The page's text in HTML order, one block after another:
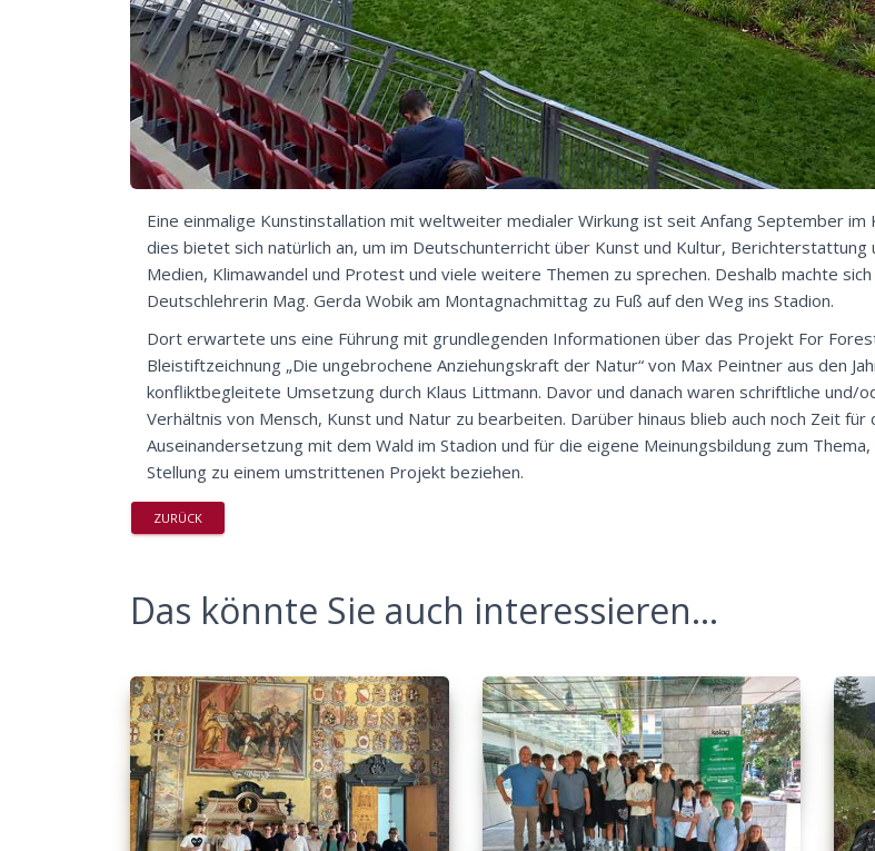
Eine einmalige Kunstinstallation mit weltweiter medialer Wirkung ist seit Anfang September im
dies bietet sich natürlich an, um im Deutschunterricht über Kunst und Kultur, Berichterstattung
Medien, Klimawandel und Protest und viele weitere Themen zu sprechen. Deshalb machte sich
Deutschlehrerin Mag. Gerda Wobik am Montagnachmittag zu Fuß auf den Weg ins Stadion.
Dort erwartete uns eine Führung mit grundlegenden Informationen über das Projekt For
Bleistiftzeichnung „Die ungebrochene Anziehungskraft der Natur“ von Max Peintner aus den
konfliktbegleitete Umsetzung durch Klaus Littmann. Davor und danach waren schriftliche und/
Verhältnis von Mensch, Kunst und Natur zu bearbeiten. Darüber hinaus blieb auch noch Zeit für
Auseinandersetzung mit dem Wald im Stadion und für die eigene Meinungsbildung zum
Stellung zu einem umstrittenen Projekt beziehen.
ZURÜCK
Das könnte Sie auch interessieren...